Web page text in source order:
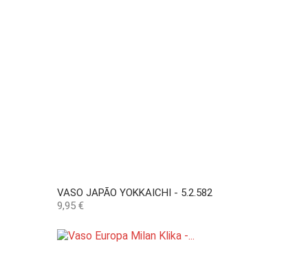
VASO JAPÃO YOKKAICHI - 5.2.582
Preço
9,95 €